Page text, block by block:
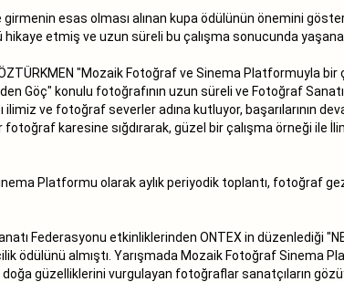
esas olması alınan kupa ödülünün önemini
etmiş ve uzun süreli bu çalışma sonucunda
"Mozaik Fotoğraf ve Sinema Platformuyla
Göç" konulu fotoğrafının uzun süreli ve Fotoğraf
ilimiz ve fotoğraf severler adına kutluyor, başarılarının
karesine sığdırarak, güzel bir çalışma örneği ile
Platformu olarak aylık periyodik toplantı, fotoğraf
Federasyonu etkinliklerinden ONTEX in düzenlediği
ödülünü almıştı. Yarışmada Mozaik Fotoğraf Sinema
doğa güzelliklerini vurgulayan fotoğraflar sanatçıların